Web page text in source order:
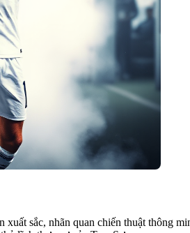
sắc, nhãn quan chiến thuật thông